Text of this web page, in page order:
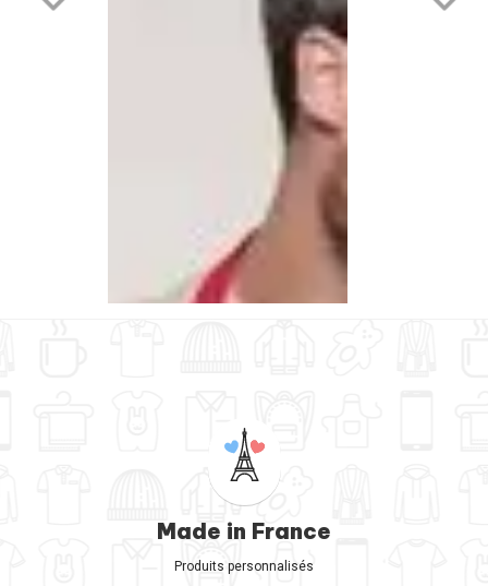
Made in France
Produits personnalisés